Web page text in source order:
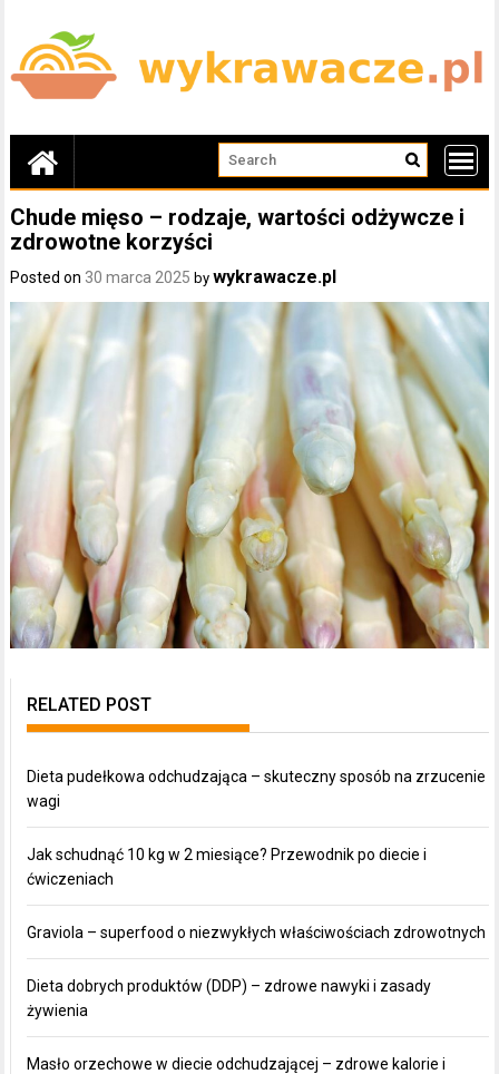
content
Chude mięso – rodzaje, wartości odżywcze i
zdrowotne korzyści
Posted on 30 marca 2025 bywykrawacze.pl
RELATED POST
Dieta pudełkowa odchudzająca – skuteczny sposób na zrzucenie
wagi
Jak schudnąć 10 kg w 2 miesiące? Przewodnik po diecie i
ćwiczeniach
Graviola – superfood o niezwykłych właściwościach zdrowotnych
Dieta dobrych produktów (DDP) – zdrowe nawyki i zasady
żywienia
Masło orzechowe w diecie odchudzającej – zdrowe kalorie i